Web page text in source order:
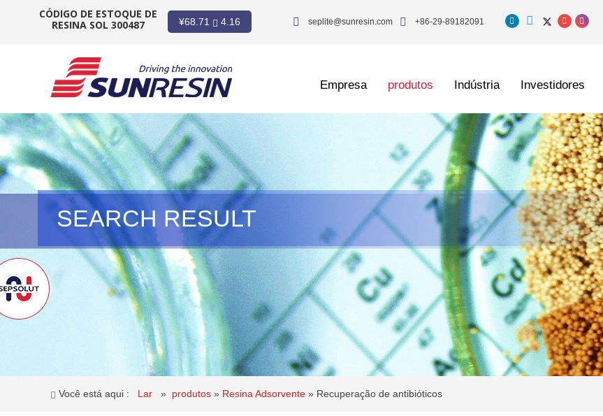
PRODUTOS
INDÚSTRIA
INVESTIDORES
CARREIRA
CONTATO
CÓDIGO DE ESTOQUE DE
RESINA SOL 300487
¥68.71 4.16 seplite@sunresin.com +86-29-89182091
Empresa produtos Indústria Investidores
SEARCH RESULT
Você está aqui : Lar » produtos » Resina Adsorvente » Recuperação de antibióticos